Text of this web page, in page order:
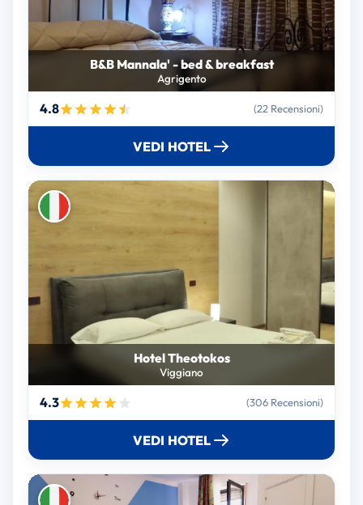
B&B Mannala' - bed & breakfast
Agrigento
4.8 (22 Recensioni)
VEDI HOTEL
Hotel Theotokos
Viggiano
4.3 (306 Recensioni)
VEDI HOTEL